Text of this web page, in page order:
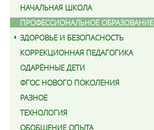
НАЧАЛЬНАЯ ШКОЛА
ПРОФЕССИОНАЛЬНОЕ ОБРАЗОВАНИЕ
ЗДОРОВЬЕ И БЕЗОПАСНОСТЬ
КОРРЕКЦИОННАЯ ПЕДАГОГИКА
ОДАРЁННЫЕ ДЕТИ
ФГОС НОВОГО ПОКОЛЕНИЯ
РАЗНОЕ
ТЕХНОЛОГИЯ
ОБОБЩЕНИЕ ОПЫТА